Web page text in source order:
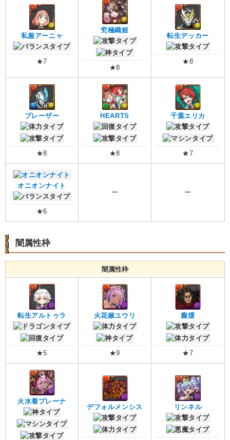
私服アーニャ
★7
究極織姫
★8
転生デッカー
★8
ブレーザー
★8
HEARTS
★8
千葉エリカ
★7
オニオンナイト
★6
ー ー
闇属性枠
闇属性枠
転生アルトゥラ
★5
火花嫁ユウリ
★9
龐煖
★7
火水着プレーナ
デフォルメンシス リンネル